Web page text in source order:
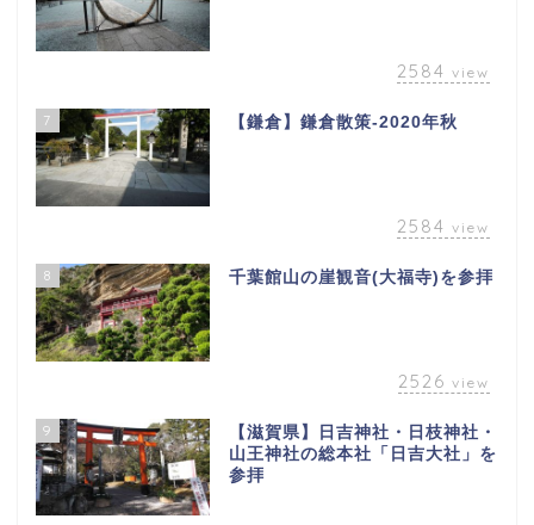
2584 view
7 【鎌倉】鎌倉散策-2020年秋
2584 view
8 千葉館山の崖観音(大福寺)を参拝
2526 view
9
【滋賀県】日吉神社・日枝神社・
山王神社の総本社「日吉大社」を
参拝